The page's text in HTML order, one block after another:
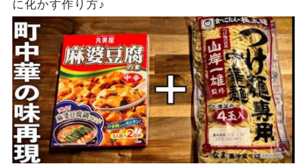
に化かす作り方♪